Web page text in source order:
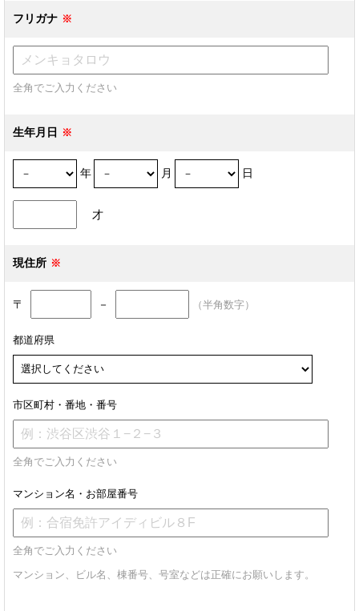
フリガナ
全角でご入力ください
生年月日
年 月 日
才
現住所
〒 － （半角数字）
都道府県
市区町村・番地・番号
全角でご入力ください
マンション名・お部屋番号
全角でご入力ください
マンション、ビル名、棟番号、号室などは正確にお願いします。